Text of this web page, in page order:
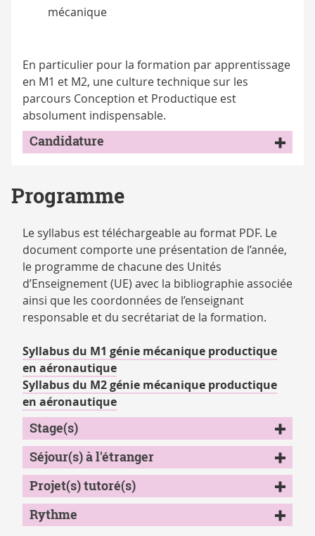
mécanique
En particulier pour la formation par apprentissage
en M1 et M2, une culture technique sur les
parcours Conception et Productique est
absolument indispensable.
Candidature
Programme
Le syllabus est téléchargeable au format PDF. Le
document comporte une présentation de l’année,
le programme de chacune des Unités
d’Enseignement (UE) avec la bibliographie associée
ainsi que les coordonnées de l’enseignant
responsable et du secrétariat de la formation.
Syllabus du M1 génie mécanique productique
en aéronautique
Syllabus du M2 génie mécanique productique
en aéronautique
Stage(s)
Séjour(s) à l'étranger
Projet(s) tutoré(s)
Rythme